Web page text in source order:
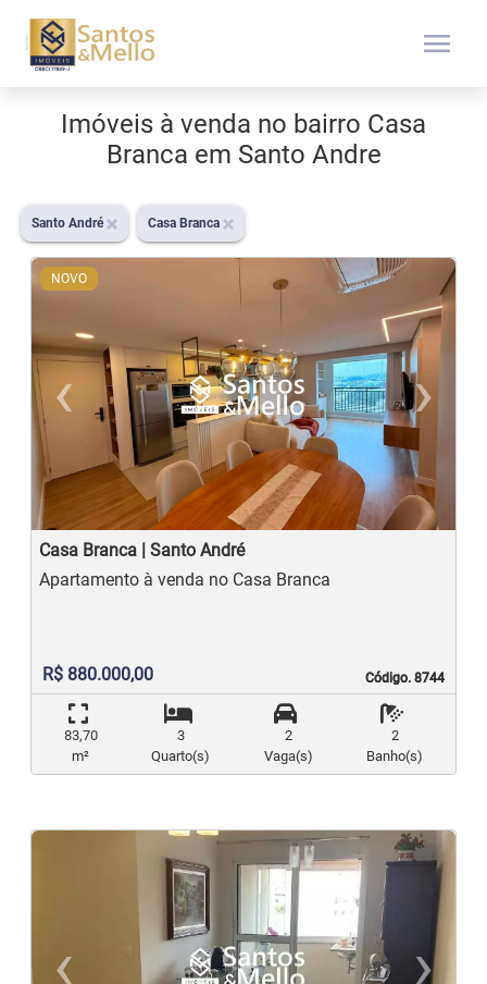
menu
Imóveis à venda no bairro Casa
Branca em Santo Andre
Santo André Casa Branca
NOVO
‹
Previous
›
Casa Branca | Santo André
Código. 8744
Código. 8744
Apartamento à venda no Casa Branca
R$ 880.000,00
83,70
m²
3
Quarto(s)
2
Vaga(s)
2
Banho(s)
‹ ›